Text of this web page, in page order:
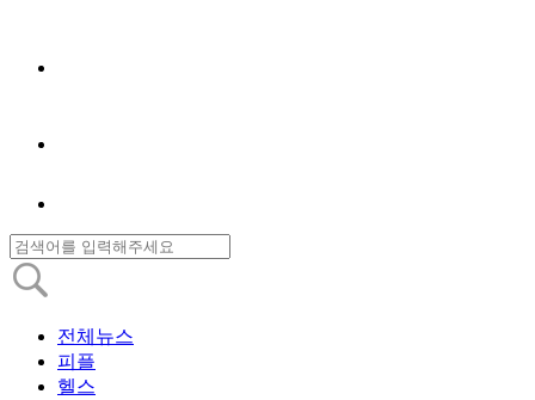
전체뉴스
피플
헬스